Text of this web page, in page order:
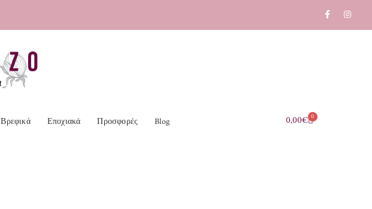
Βρεφικά Εποχιακά Προσφορές Blog 0,00€ 0